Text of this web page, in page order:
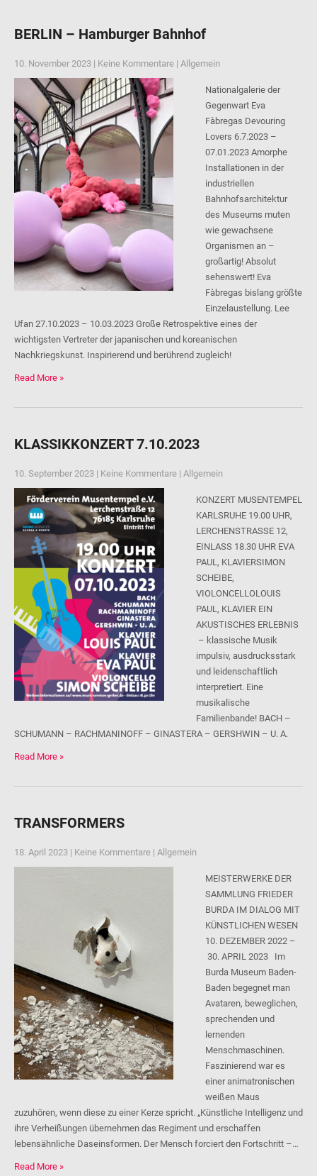
BERLIN – Hamburger Bahnhof
10. November 2023 | Keine Kommentare | Allgemein
Nationalgalerie der
Gegenwart Eva
Fàbregas Devouring
Lovers 6.7.2023 –
07.01.2023 Amorphe
Installationen in der
industriellen
Bahnhofsarchitektur
des Museums muten
wie gewachsene
Organismen an –
großartig! Absolut
sehenswert! Eva
Fàbregas bislang größte
Einzelaustellung. Lee
Ufan 27.10.2023 – 10.03.2023 Große Retrospektive eines der
wichtigsten Vertreter der japanischen und koreanischen
Nachkriegskunst. Inspirierend und berührend zugleich!
Read More »
KLASSIKKONZERT 7.10.2023
10. September 2023 | Keine Kommentare | Allgemein
KONZERT MUSENTEMPEL
KARLSRUHE 19.00 UHR,
LERCHENSTRASSE 12,
EINLASS 18.30 UHR EVA
PAUL, KLAVIERSIMON
SCHEIBE,
VIOLONCELLOLOUIS
PAUL, KLAVIER EIN
AKUSTISCHES ERLEBNIS
– klassische Musik
impulsiv, ausdrucksstark
und leidenschaftlich
interpretiert. Eine
musikalische
Familienbande! BACH –
SCHUMANN – RACHMANINOFF – GINASTERA – GERSHWIN – U. A.
Read More »
TRANSFORMERS
18. April 2023 | Keine Kommentare | Allgemein
MEISTERWERKE DER
SAMMLUNG FRIEDER
BURDA IM DIALOG MIT
KÜNSTLICHEN WESEN
10. DEZEMBER 2022 –
30. APRIL 2023 Im
Burda Museum Baden-
Baden begegnet man
Avataren, beweglichen,
sprechenden und
lernenden
Menschmaschinen.
Faszinierend war es
einer animatronischen
weißen Maus
zuzuhören, wenn diese zu einer Kerze spricht. „Künstliche Intelligenz und
ihre Verheißungen übernehmen das Regiment und erschaffen
lebensähnliche Daseinsformen. Der Mensch forciert den Fortschritt –…
Read More »